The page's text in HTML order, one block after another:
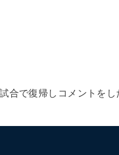
合で復帰しコメントをし